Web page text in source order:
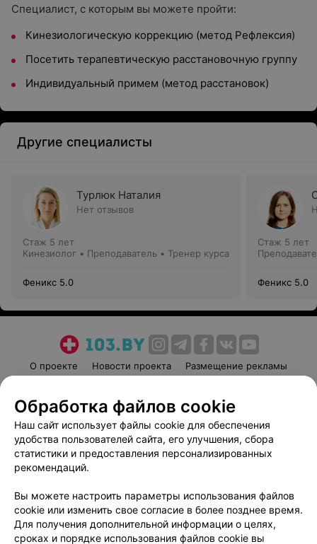
Специалист, с которым вы можете пройти:
Кинезиологическую коррекцию (метод Рефлексия)
Посетить терапевтическую расстановочную группу
Индивидуальный примем (метод расстановок)
Другие специалисты
Турлюк Наталия
Нет отзывов
Стаж 5 лет
Кинезиолог • Преподаватель • Тренер курса
Феникс 5.0
Стаж 5 лет
Феникс 5.0
О проекте Новости проекта
Размещение рекламы
Пользовательское соглашение
Способы оплаты
Вакансии
Партнеры
Написать руководителю 103.by
Обработка персональных данных
Обработка файлов cookie
Наш сайт использует файлы cookie для обеспечения
удобства пользователей сайта, его улучшения, сбора
статистики и предоставления персонализированных
рекомендаций.
Вы можете настроить параметры использования файлов
cookie или изменить свое согласие в более позднее время.
Для получения дополнительной информации о целях,
сроках и порядке использования файлов cookie вы